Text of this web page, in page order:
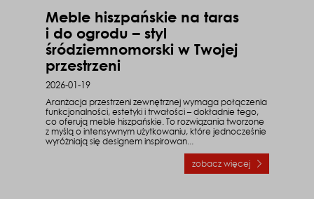
Meble hiszpańskie na taras
i do ogrodu – styl
śródziemnomorski w Twojej
przestrzeni
2026-01-19
Aranżacja przestrzeni zewnętrznej wymaga połączenia
funkcjonalności, estetyki i trwałości – dokładnie tego,
co oferują meble hiszpańskie. To rozwiązania tworzone
z myślą o intensywnym użytkowaniu, które jednocześnie
wyróżniają się designem inspirowan...
zobacz więcejo Meble hiszpańskie